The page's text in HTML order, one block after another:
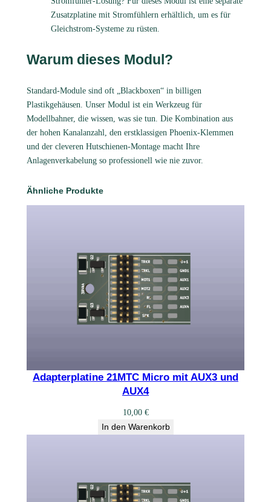
Zusatzplatine mit Stromfühlern erhältlich, um es für
Gleichstrom-Systeme zu rüsten.
Warum dieses Modul?
Standard-Module sind oft „Blackboxen“ in billigen
Plastikgehäusen. Unser Modul ist ein Werkzeug für
Modellbahner, die wissen, was sie tun. Die Kombination aus
der hohen Kanalanzahl, den erstklassigen Phoenix-Klemmen
und der cleveren Hutschienen-Montage macht Ihre
Anlagenverkabelung so professionell wie nie zuvor.
Ähnliche Produkte
Adapterplatine 21MTC Micro mit AUX3 und
AUX4
10,00 €
In den Warenkorb